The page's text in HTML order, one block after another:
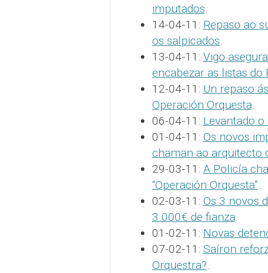
imputados.
14-04-11: Repaso ao
os salpicados.
13-04-11: Vigo
encabezar as listas do
12-04-11: Un repaso
Operación Orquesta.
06-04-11: Levantado
01-04-11: Os novos
chaman ao arquitecto
29-03-11: A Policía
“Operación Orquesta”.
02-03-11: Os 3 novos
3.000€ de fianza.
01-02-11: Novas
07-02-11: Saíron
Orquestra?.